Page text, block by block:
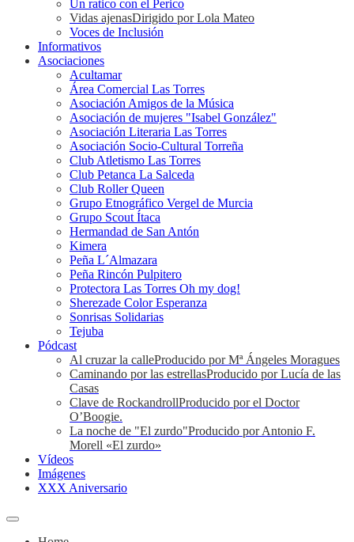
Un ratico con el Perico
Vidas ajenasDirigido por Lola Mateo
Voces de Inclusión
Informativos
Asociaciones
Acultamar
Área Comercial Las Torres
Asociación Amigos de la Música
Asociación de mujeres "Isabel González"
Asociación Literaria Las Torres
Asociación Socio-Cultural Torreña
Club Atletismo Las Torres
Club Petanca La Salceda
Club Roller Queen
Grupo Etnográfico Vergel de Murcia
Grupo Scout Ítaca
Hermandad de San Antón
Kimera
Peña L´Almazara
Peña Rincón Pulpitero
Protectora Las Torres Oh my dog!
Sherezade Color Esperanza
Sonrisas Solidarias
Tejuba
Pódcast
Al cruzar la calleProducido por Mª Ángeles Moragues
Caminando por las estrellasProducido por Lucía de las
Casas
Clave de RockandrollProducido por el Doctor
O’Boogie.
La noche de "El zurdo"Producido por Antonio F.
Morell «El zurdo»
Vídeos
Imágenes
XXX Aniversario